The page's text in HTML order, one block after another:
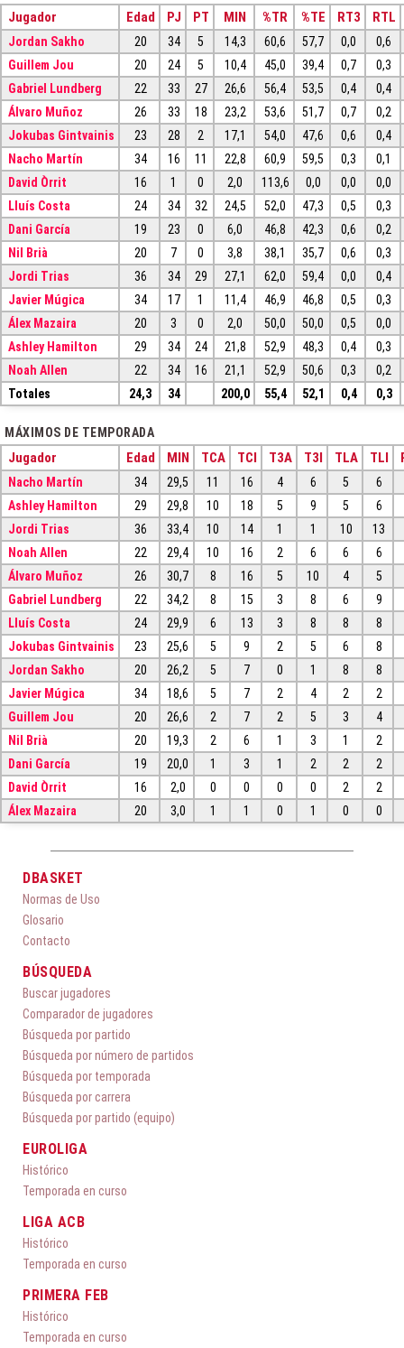
Jugador Edad PJ PT MIN %TR %TE RT3 RTL
Jordan Sakho 20 34 5 14,3 60,6 57,7 0,0
0,6
Guillem Jou
20 24 5 10,4 45,0 39,4 0,7
0,3
Gabriel Lundberg
22 33 27 26,6 56,4 53,5 0,4
0,4
Álvaro Muñoz
26 33 18 23,2 53,6 51,7 0,7
0,2
Jokubas Gintvainis
23 28 2 17,1 54,0 47,6 0,6
0,4
Nacho Martín
34 16 11 22,8 60,9 59,5 0,3
0,1
David Òrrit
16 1 0 2,0 113,6 0,0 0,0
0,0
Lluís Costa
24 34 32 24,5 52,0 47,3 0,5
0,3
Dani García
19 23 0 6,0 46,8 42,3 0,6
0,2
Nil Brià
20 7 0 3,8 38,1 35,7 0,6
0,3
Jordi Trias
36 34 29 27,1 62,0 59,4 0,0
0,4
Javier Múgica
34 17 1 11,4 46,9 46,8 0,5
0,3
Álex Mazaira
20 3 0 2,0 50,0 50,0 0,5
0,0
Ashley Hamilton
29 34 24 21,8 52,9 48,3 0,4
0,3
Noah Allen
22 34 16 21,1 52,9 50,6 0,3
0,2
Totales
24,3 34 200,0 55,4 52,1 0,4 0,3
MÁXIMOS DE TEMPORADA
Jugador Edad MIN TCA TCI T3A T3I TLA TLI
Nacho Martín 34 29,5 11 16 4 6 5
6
Ashley Hamilton
29 29,8 10 18 5 9 5
6
Jordi Trias
36 33,4 10 14 1 1 10
13
Noah Allen
22 29,4 10 16 2 6 6
6
Álvaro Muñoz
26 30,7 8 16 5 10 4
5
Gabriel Lundberg
22 34,2 8 15 3 8 6
9
Lluís Costa
24 29,9 6 13 3 8 8
8
Jokubas Gintvainis
23 25,6 5 9 2 5 6
8
Jordan Sakho
20 26,2 5 7 0 1 8
8
Javier Múgica
34 18,6 5 7 2 4 2
2
Guillem Jou
20 26,6 2 7 2 5 3
4
Nil Brià
20 19,3 2 6 1 3 1
2
Dani García
19 20,0 1 3 1 2 2
2
David Òrrit
16 2,0 0 0 0 0 2
2
Álex Mazaira
20 3,0 1 1 0 1 0 0
DBASKET
Normas de Uso
Glosario
Contacto
BÚSQUEDA
Buscar jugadores
Comparador de jugadores
Búsqueda por partido
Búsqueda por número de partidos
Búsqueda por temporada
Búsqueda por carrera
Búsqueda por partido (equipo)
EUROLIGA
Histórico
Temporada en curso
LIGA ACB
Histórico
Temporada en curso
PRIMERA FEB
Histórico
Temporada en curso